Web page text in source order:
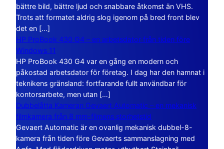
bättre bild, bättre ljud och snabbare åtkomst än VHS.
Trots att formatet aldrig slog igenom på bred front blev
det en […]
HP ProBook 430 G4 – en arbetsdator från tiden före
Windows 11
HP ProBook 430 G4 var en gång en modern och
påkostad arbetsdator för företag. I dag har den hamnat i
teknikens gränsland: fortfarande fullt användbar för
kontorsarbete, men utan […]
Dubbelåtta Kameran Gevaert Automatic – en mekanisk
filmkamera från 8 mm-filmens storhetstid
Gevaert Automatic är en ovanlig mekanisk dubbel-8-
kamera från tiden före Gevaerts sammanslagning med